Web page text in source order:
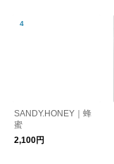
ハニーと、ハンガリー
SANDY.HONEY｜蜂
蜜
2,100円